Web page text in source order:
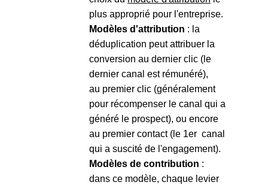
plus approprié pour l'entreprise.
Modèles d'attribution : la
déduplication peut attribuer la
conversion au dernier clic (le
dernier canal est rémunéré),
au premier clic (généralement
pour récompenser le canal qui a
généré le prospect), ou encore
au premier contact (le 1er canal
qui a suscité de l'engagement).
Modèles de contribution :
dans ce modèle, chaque levier